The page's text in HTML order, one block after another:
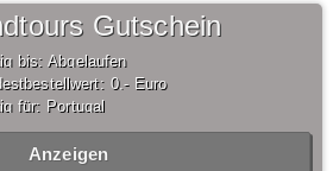
Gutschein
bis: Abgelaufen
0,- Euro
für: Portugal
Anzeigen